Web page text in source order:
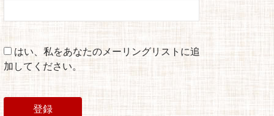
はい、私をあなたのメーリングリストに追
加してください。